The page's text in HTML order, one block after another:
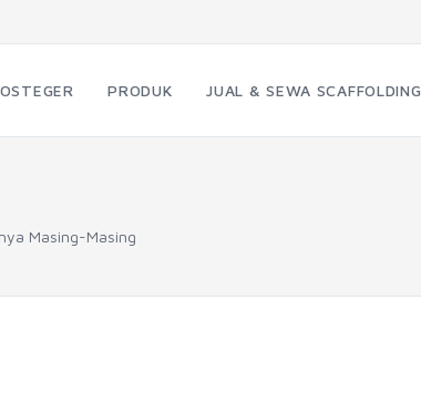
PRODUK JUAL & SEWA SCAFFOLDING
Masing-Masing